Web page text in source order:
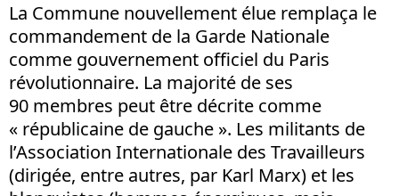
La Commune nouvellement élue remplaça le
commandement de la Garde Nationale
comme gouvernement officiel du Paris
révolutionnaire. La majorité de ses
90 membres peut être décrite comme
« républicaine de gauche ». Les militants de
l’Association Internationale des Travailleurs
(dirigée, entre autres, par Karl Marx) et les